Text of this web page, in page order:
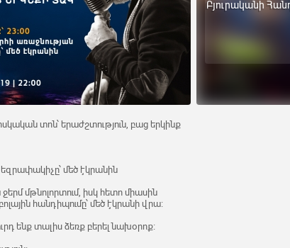
Բյուրականի
իսկական տոն՝ երաժշտություն, բաց երկինք
մեծ էկրանին
մթնոլորտում, իսկ հետո միասին
հանդիպումը՝ մեծ էկրանի վրա։
ենք տալիս ձեռք բերել նախօրոք։